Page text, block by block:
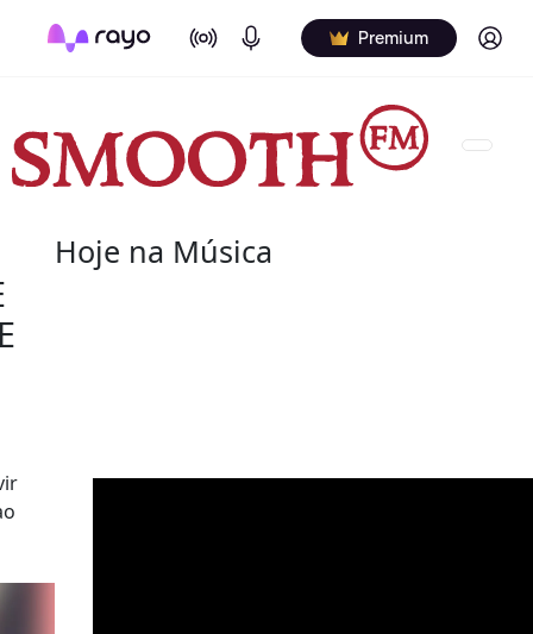
On Air Podcasts Premium Log in
Hoje na Música